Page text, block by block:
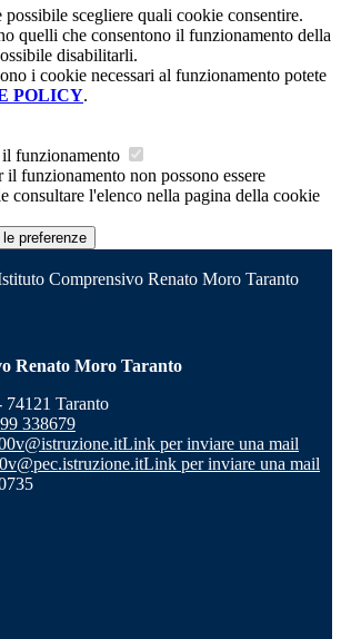
possibile scegliere quali cookie consentire.
quelli che consentono il funzionamento della
disabilitarli.
i cookie necessari al funzionamento potete
POLICY.
funzionamento
il funzionamento non possono essere
consultare l'elenco nella pagina della cookie
preferenze
Comprensivo Renato Moro Taranto
Renato Moro Taranto
Taranto
338679
Link per inviare una mail
Link per inviare una mail